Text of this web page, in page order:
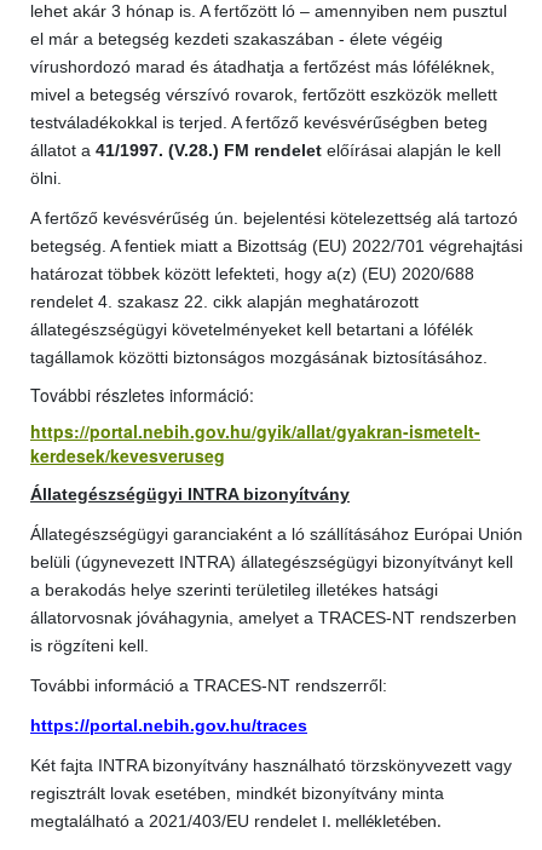
lehet akár 3 hónap is. A fertőzött ló – amennyiben nem pusztul
el már a betegség kezdeti szakaszában - élete végéig
vírushordozó marad és átadhatja a fertőzést más lóféléknek,
mivel a betegség vérszívó rovarok, fertőzött eszközök mellett
testváladékokkal is terjed. A fertőző kevésvérűségben beteg
állatot a 41/1997. (V.28.) FM rendelet előírásai alapján le kell
ölni.
A fertőző kevésvérűség ún. bejelentési kötelezettség alá tartozó
betegség. A fentiek miatt a Bizottság (EU) 2022/701 végrehajtási
határozat többek között lefekteti, hogy a(z) (EU) 2020/688
rendelet 4. szakasz 22. cikk alapján meghatározott
állategészségügyi követelményeket kell betartani a lófélék
tagállamok közötti biztonságos mozgásának biztosításához.
További részletes információ:
https://portal.nebih.gov.hu/gyik/allat/gyakran-ismetelt-
kerdesek/kevesveruseg
Állategészségügyi INTRA bizonyítvány
Állategészségügyi garanciaként a ló szállításához Európai Unión
belüli (úgynevezett INTRA) állategészségügyi bizonyítványt kell
a berakodás helye szerinti területileg illetékes hatsági
állatorvosnak jóváhagynia, amelyet a TRACES-NT rendszerben
is rögzíteni kell.
További információ a TRACES-NT rendszerről:
https://portal.nebih.gov.hu/traces
Két fajta INTRA bizonyítvány használható törzskönyvezett vagy
regisztrált lovak esetében, mindkét bizonyítvány minta
megtalálható a 2021/403/EU rendelet I. mellékletében.